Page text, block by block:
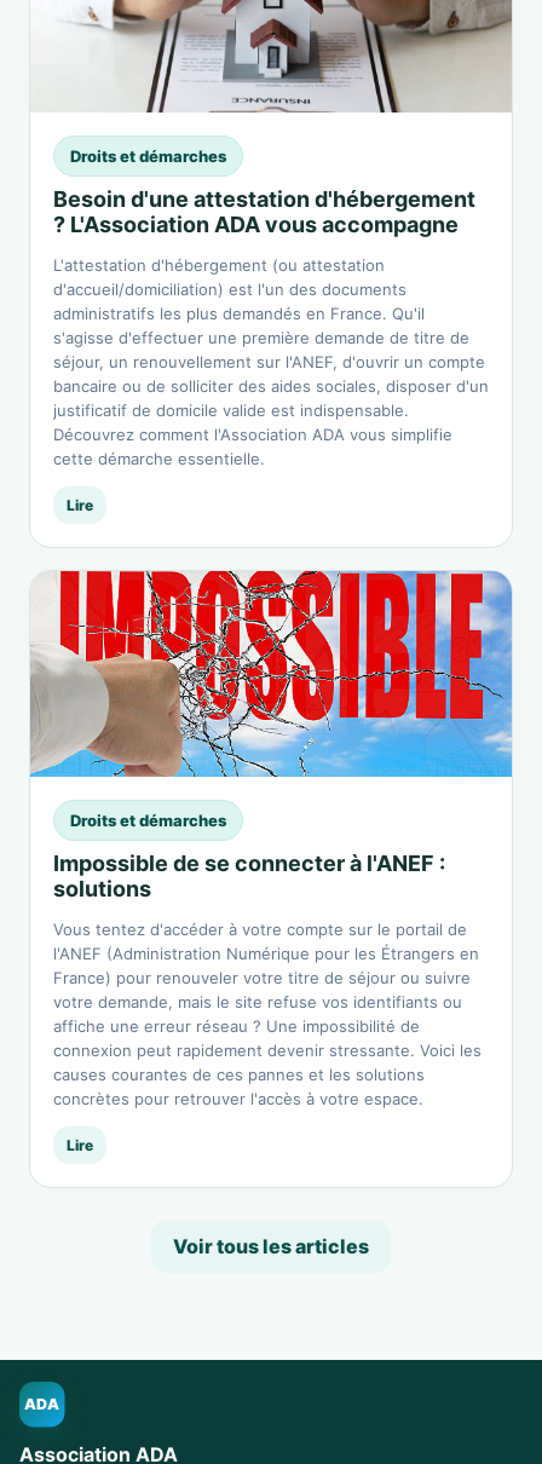
Droits et démarches
Besoin d'une attestation d'hébergement
? L'Association ADA vous accompagne
L'attestation d'hébergement (ou attestation
d'accueil/domiciliation) est l'un des documents
administratifs les plus demandés en France. Qu'il
s'agisse d'effectuer une première demande de titre de
séjour, un renouvellement sur l'ANEF, d'ouvrir un compte
bancaire ou de solliciter des aides sociales, disposer d'un
justificatif de domicile valide est indispensable.
Découvrez comment l'Association ADA vous simplifie
cette démarche essentielle.
Lire
Droits et démarches
Impossible de se connecter à l'ANEF :
solutions
Vous tentez d'accéder à votre compte sur le portail de
l'ANEF (Administration Numérique pour les Étrangers en
France) pour renouveler votre titre de séjour ou suivre
votre demande, mais le site refuse vos identifiants ou
affiche une erreur réseau ? Une impossibilité de
connexion peut rapidement devenir stressante. Voici les
causes courantes de ces pannes et les solutions
concrètes pour retrouver l'accès à votre espace.
Lire
Voir tous les articles
ADA
Association ADA